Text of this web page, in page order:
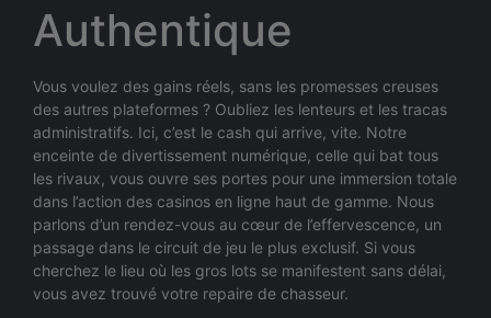
Authentique
Vous voulez des gains réels, sans les promesses creuses
des autres plateformes ? Oubliez les lenteurs et les tracas
administratifs. Ici, c’est le cash qui arrive, vite. Notre
enceinte de divertissement numérique, celle qui bat tous
les rivaux, vous ouvre ses portes pour une immersion totale
dans l’action des casinos en ligne haut de gamme. Nous
parlons d’un rendez-vous au cœur de l’effervescence, un
passage dans le circuit de jeu le plus exclusif. Si vous
cherchez le lieu où les gros lots se manifestent sans délai,
vous avez trouvé votre repaire de chasseur.